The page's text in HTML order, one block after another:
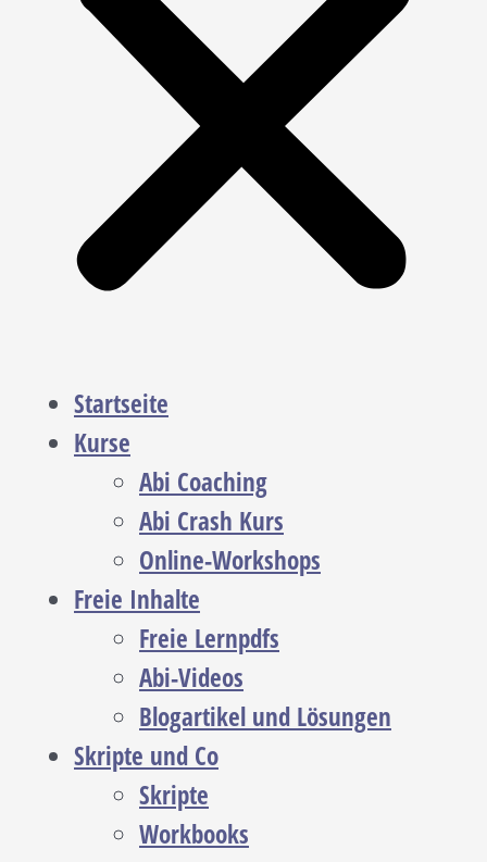
Startseite
Kurse
Abi Coaching
Abi Crash Kurs
Online-Workshops
Freie Inhalte
Freie Lernpdfs
Abi-Videos
Blogartikel und Lösungen
Skripte und Co
Skripte
Workbooks